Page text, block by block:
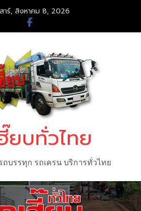
าร์, สิงหาคม 8, 2026
ยบทั่วไทย
ถบรรทุก รถเครน บริการทั่วไทย